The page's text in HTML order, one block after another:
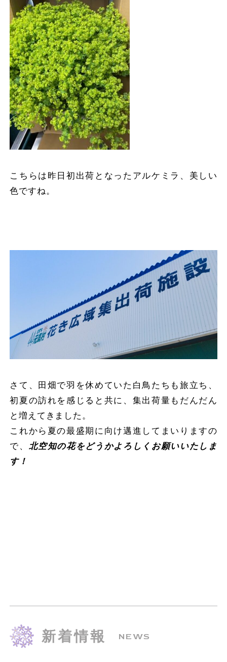
こちらは昨日初出荷となったアルケミラ、美しい
色ですね。
さて、田畑で羽を休めていた白鳥たちも旅立ち、
初夏の訪れを感じると共に、集出荷量もだんだん
と増えてきました。
これから夏の最盛期に向け邁進してまいりますの
で、 北空知の花をどうかよろしくお願いいたしま
す！
新着情報 NEWS